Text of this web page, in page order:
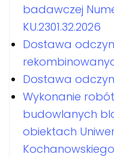
badawczej
KU.2301.32.2026
Dostawa
Dostawa
Wykonanie
budowlanych
obiektach